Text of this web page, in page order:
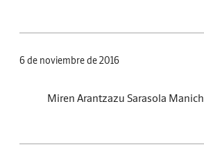
6 de noviembre de 2016
Miren Arantzazu Sarasola Manich